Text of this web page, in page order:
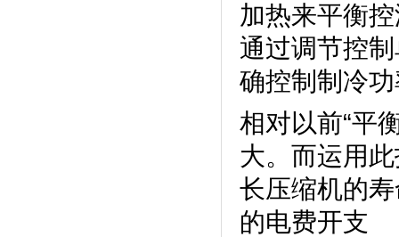
加热来平衡控
通过调节控制
确控制制冷功
相对以前“平
大。而运
长压缩机的寿
的电费开支